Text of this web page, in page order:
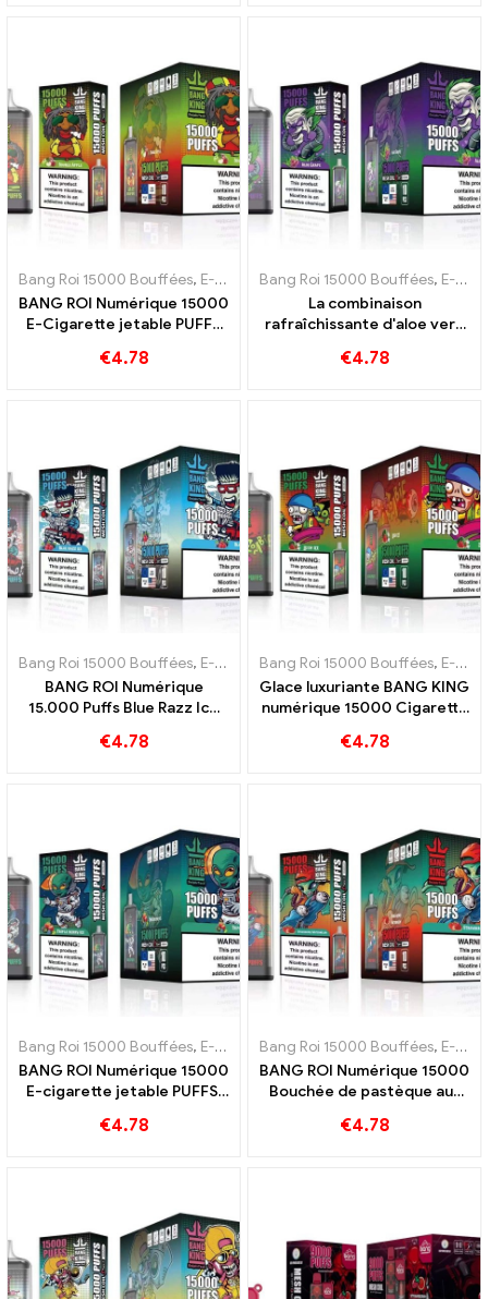
Bang Roi 15000 Bouffées, E-cigarettes jetables Suède ,E-cigarettes
BANG ROI Numérique 15000
E-Cigarette jetable PUFFS
pommes rouges et vertes
€4.78
Bang Roi 15000 Bouffées, E-cigarettes jetables Suède
La combinaison
rafraîchissante d'aloe vera
Digital 15000 E-cigarette
€4.78
Bang Roi 15000 Bouffées, E-cigarettes jetables Suède ,E-cigarettes
BANG ROI Numérique
15.000 Puffs Blue Razz Ice
innovante
€4.78
Bang Roi 15000 Bouffées, E-cigarettes jetables Suède
Glace luxuriante BANG KING
numérique 15000 Cigarette
15000 Pastèque feuilletée
€4.78
Bang Roi 15000 Bouffées, E-cigarettes jetables Suède ,E-cigarettes
BANG ROI Numérique 15000
E-cigarette jetable PUFFS,
Glace Triple Berry
€4.78
Bang Roi 15000 Bouffées, E-cigarettes jetables Suède
BANG ROI Numérique 15000
Bouchée de pastèque aux
pour une e-cigarette
€4.78